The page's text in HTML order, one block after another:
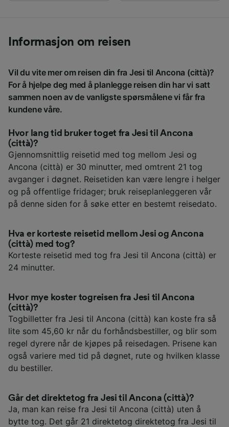
Informasjon om reisen
Vil du vite mer om reisen din fra Jesi til Ancona (città)?
For å hjelpe deg med å planlegge reisen din har vi satt
sammen noen av de vanligste spørsmålene vi får fra
kundene våre.
Hvor lang tid bruker toget fra Jesi til Ancona
(città)?
Gjennomsnittlig reisetid med tog mellom Jesi og
Ancona (città) er 30 minutter, med omtrent 21 tog
avganger i døgnet. Reisetiden kan være lengre i helger
og på offentlige fridager; bruk reiseplanleggeren vår
på denne siden for å søke etter en bestemt reisedato.
Hva er korteste reisetid mellom Jesi og Ancona
(città) med tog?
Korteste reisetid med tog fra Jesi til Ancona (città) er
24 minutter.
Hvor mye koster togreisen fra Jesi til Ancona
(città)?
Togbilletter fra Jesi til Ancona (città) kan koste fra så
lite som 45,60 kr når du forhåndsbestiller, og blir som
regel dyrere når de kjøpes på reisedagen. Prisene kan
også variere med tid på døgnet, rute og hvilken klasse
du bestiller.
Går det direktetog fra Jesi til Ancona (città)?
Ja, man kan reise fra Jesi til Ancona (città) uten å
bytte tog. Det går 21 direktetog direktetog fra Jesi til